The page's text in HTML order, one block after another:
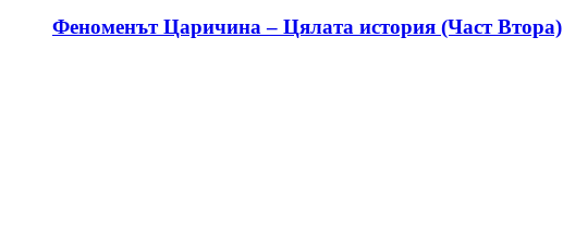
Феноменът Царичина – Цялата история (Част Втора)